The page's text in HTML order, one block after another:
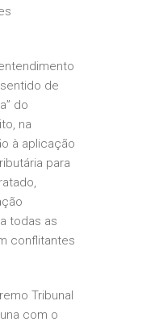
de
do
na
à aplicação
para
todas as
conflitantes
Tribunal
com o